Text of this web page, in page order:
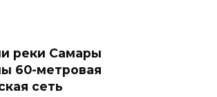
реки Самары
60-метровая
сеть